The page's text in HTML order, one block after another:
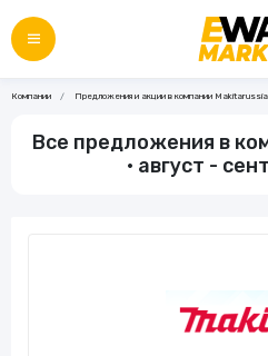
Компании Предложения и акции в компании
Все предложения в
• август -